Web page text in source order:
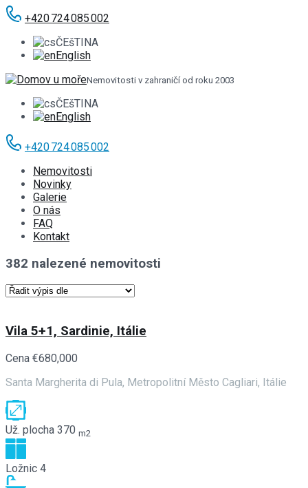
+420 724 085 002
ČEšTINA
English
Nemovitosti v zahraničí od roku 2003
ČEšTINA
English
+420 724 085 002
Nemovitosti
Novinky
Galerie
O nás
FAQ
Kontakt
382 nalezené nemovitosti
Vila 5+1, Sardinie, Itálie
Cena €680,000
Santa Margherita di Pula, Metropolitní Město Cagliari, Itálie
Už. plocha 370 m2
Ložnic 4